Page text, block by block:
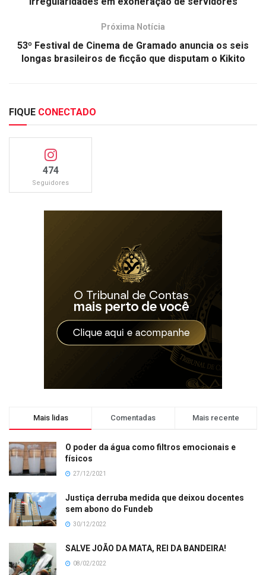
Próxima Notícia
53º Festival de Cinema de Gramado anuncia os seis
longas brasileiros de ficção que disputam o Kikito
FIQUE CONECTADO
474
Seguidores
Mais lidas Comentadas Mais recente
O poder da água como filtros emocionais e
físicos
27/12/2021
Justiça derruba medida que deixou docentes
sem abono do Fundeb
30/12/2022
SALVE JOÃO DA MATA, REI DA BANDEIRA!
08/02/2022